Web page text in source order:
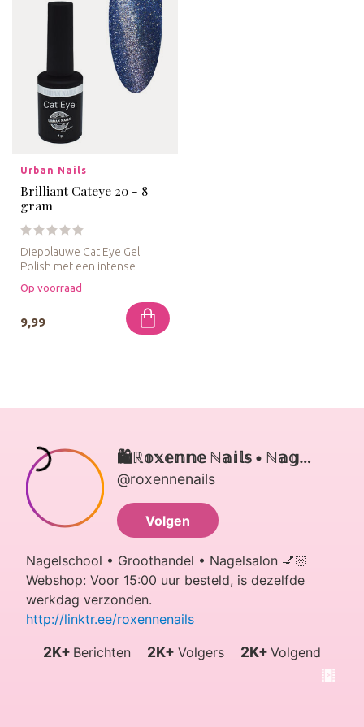
Urban Nails
Brilliant Cateye 20 - 8
gram
Diepblauwe Cat Eye Gel
Polish met een intense
magnetische glans voor een
verfijn...
Op voorraad
9,99